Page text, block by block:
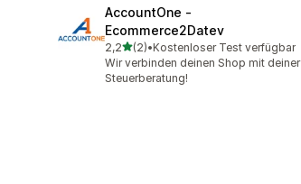
AccountOne ‑
Ecommerce2Datev
2,2étoile(s) sur 5
(2)
2 avis au total
•Kostenloser Test verfügbar
Wir verbinden deinen Shop mit deiner
Steuerberatung!